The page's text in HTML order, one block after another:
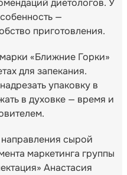
диетологов. У
—
приготовления.
«Ближние Горки»
для запекания.
упаковку в
в духовке — время и
направления сырой
маркетинга группы
Анастасия